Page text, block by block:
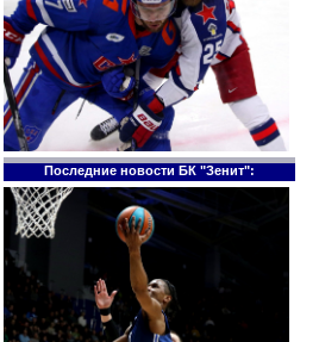
Последние новости БК "Зенит":